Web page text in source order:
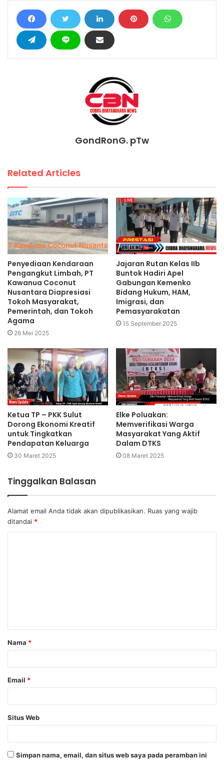
GondRonG. pTw
Related Articles
Penyediaan Kendaraan
Pengangkut Limbah, PT
Kawanua Coconut
Nusantara Diapresiasi
Tokoh Masyarakat,
Pemerintah, dan Tokoh
Agama
26 Mei 2025
Jajaran Rutan Kelas IIb
Buntok Hadiri Apel
Gabungan Kemenko
Bidang Hukum, HAM,
Imigrasi, dan
Pemasyarakatan
15 September 2025
Ketua TP – PKK Sulut
Dorong Ekonomi Kreatif
untuk Tingkatkan
Pendapatan Keluarga
30 Maret 2025
Elke Poluakan:
Memverifikasi Warga
Masyarakat Yang Aktif
Dalam DTKS
08 Maret 2025
Tinggalkan Balasan
Alamat email Anda tidak akan dipublikasikan. Ruas yang wajib
ditandai *
a
r
Nama *
Email *
Situs Web
Simpan nama, email, dan situs web saya pada peramban ini